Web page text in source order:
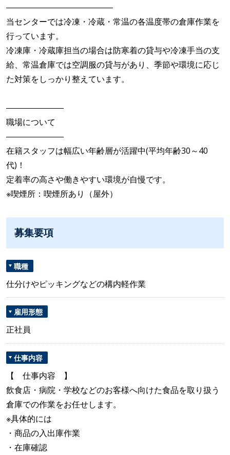
―――――――――――――
当センターでは冷凍・冷蔵・常温の各温度帯の倉庫作業を
行っています。
冷凍庫・冷蔵庫担当の場合は防寒着の貸与や冷凍手当の支
給、常温倉庫では空調服の貸与があり、季節や環境に応じ
た対策をしっかり整えています。
―――――――
職場について
―――――――
在籍スタッフは幅広い年齢層が活躍中(平均年齢30～40
代)！
定着率の高さや働きやすい環境が自慢です。
※喫煙所：喫煙所あり（屋外）
募集要項
職種
仕分けやピッキングなどの構内軽作業
雇用形態
正社員
仕事内容
【 仕事内容 】
飲食店・病院・学校などのお客様へ向けた食品を取り扱う
倉庫での作業をお任せします。
※具体的には
・商品の入出庫作業
・在庫確認